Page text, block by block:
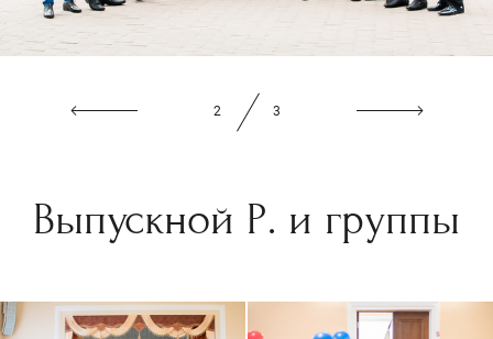
2 3
Выпускной Р. и группы